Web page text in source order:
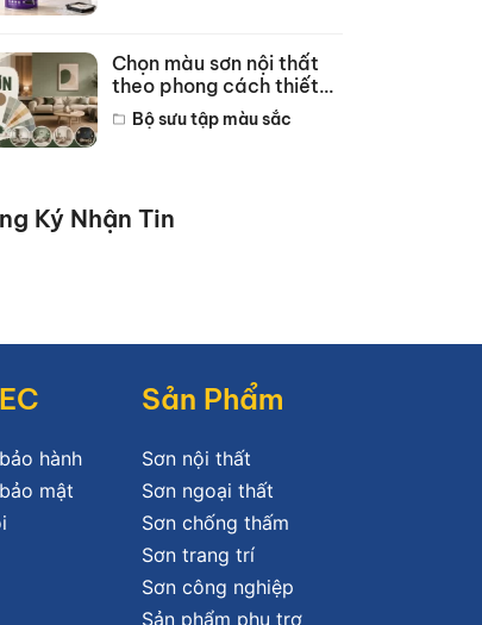
Chọn màu sơn nội thất
theo phong cách thiết
kế hot năm 2026
Bộ sưu tập màu sắc
Ký Nhận Tin
hành
mật
Sản Phẩm
Sơn nội thất
Sơn ngoại thất
Sơn chống thấm
Sơn trang trí
Sơn công nghiệp
Sản phẩm phụ trợ